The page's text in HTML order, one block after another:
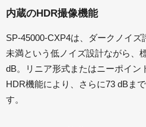
内蔵のHDR撮像機能
SP-45000-CXP4は、ダークノイ
未満という低ノイズ設計ながら、
dB。リニア形式またはニーポイン
HDR機能により、さらに73 dBま
す。